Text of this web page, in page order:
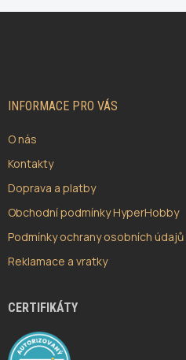
INFORMACE PRO VÁS
O nás
Kontakty
Doprava a platby
Obchodní podmínky HyperHobby
Podmínky ochrany osobních údajů
Reklamace a vratky
CERTIFIKÁTY